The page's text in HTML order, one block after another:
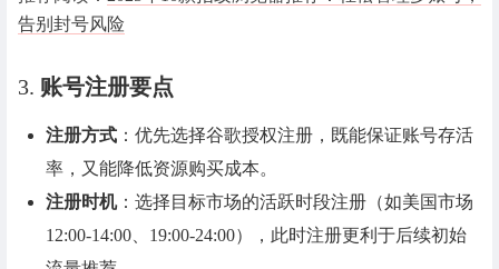
告别封号风险
3. 账号注册要点
注册方式 ：优先选择谷歌授权注册，既能保证账号存活
率，又能降低资源购买成本。
注册时机：选择目标市场的活跃时段注册（如美国市场
12:00-14:00、19:00-24:00），此时注册更利于后续初始